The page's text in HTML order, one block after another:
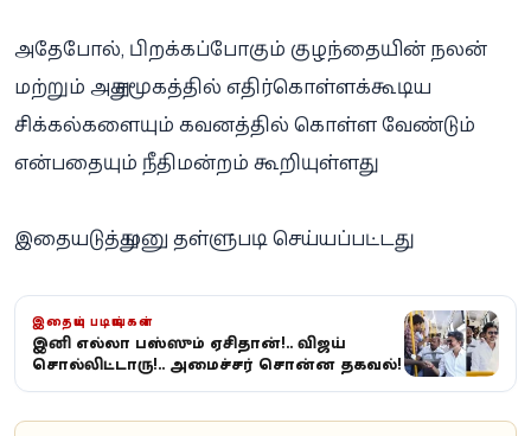
அதேபோல், பிறக்கப்போகும் குழந்தையின் நலன்
மற்றும் அது சமூகத்தில் எதிர்கொள்ளக்கூடிய
சிக்கல்களையும் கவனத்தில் கொள்ள வேண்டும்
என்பதையும் நீதிமன்றம் கூறியுள்ளது.
இதையடுத்து மனு தள்ளுபடி செய்யப்பட்டது.
இதையும் படியுங்கள்
இனி எல்லா பஸ்ஸும் ஏசிதான்!.. விஜய்
சொல்லிட்டாரு!.. அமைச்சர் சொன்ன தகவல்!